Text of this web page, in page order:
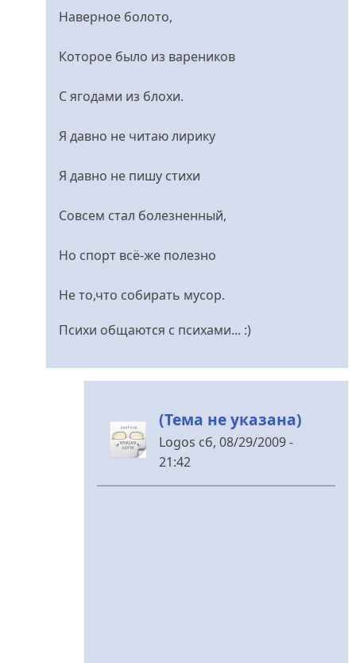
Наверное болото,
Которое было из вареников
С ягодами из блохи.
Я давно не читаю лирику
Я давно не пишу стихи
Совсем стал болезненный,
Но спорт всё-же полезно
Не то,что собирать мусор.
Психи общаются с психами... :)
(Тема не указана)
Logos сб, 08/29/2009 -
21:42
У